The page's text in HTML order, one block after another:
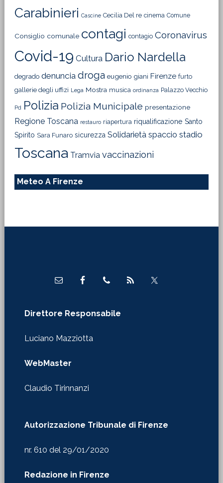
Carabinieri Cascine Cecilia Del re cinema Comune
Consiglio comunale contagi contagio Coronavirus
Covid-19 Cultura Dario Nardella
degrado denuncia droga eugenio giani Firenze furto
gallerie degli uffizi Lega Mostra musica ordinanza Palazzo Vecchio
Pd Polizia Polizia Municipale presentazione
Regione Toscana restauro riapertura riqualificazione Santo
Spirito Sara Funaro sicurezza Solidarietà spaccio stadio
Toscana Tramvia vaccinazioni
Meteo A Firenze
Direttore Responsabile
Luciano Mazziotta
WebMaster
Claudio Tirinnanzi
Autorizzazione Tribunale di Firenze
nr. 610 del 29/01/2020
Redazione in Firenze